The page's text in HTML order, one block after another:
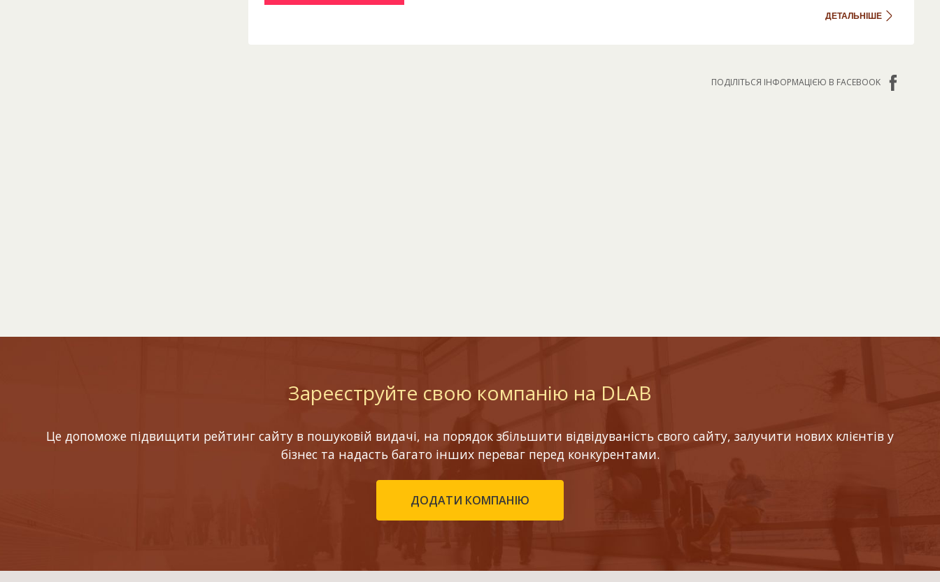
ДЕТАЛЬНІШЕ
ПОДІЛІТЬСЯ ІНФОРМАЦІЄЮ В FACEBOOK
Зареєструйте свою компанію на DLAB
Це допоможе підвищити рейтинг сайту в пошуковій видачі, на порядок збільшити відвідуваність свого сайту, залучити нових клієнтів у
бізнес та надасть багато інших переваг перед конкурентами.
ДОДАТИ КОМПАНІЮ